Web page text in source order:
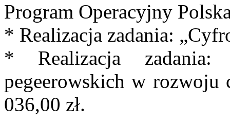
Program Operacyjny
* Realizacja zadania:
* Realizacja
pegeerowskich w
036,00 zł.